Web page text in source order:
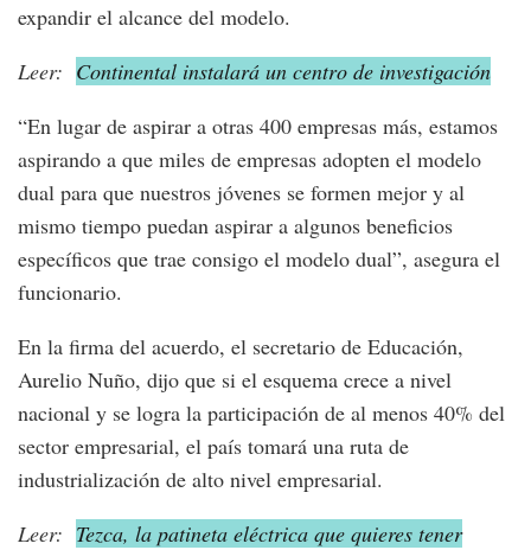
expandir el alcance del modelo.
Leer: Continental instalará un centro de investigación
“En lugar de aspirar a otras 400 empresas más, estamos
aspirando a que miles de empresas adopten el modelo
dual para que nuestros jóvenes se formen mejor y al
mismo tiempo puedan aspirar a algunos beneficios
específicos que trae consigo el modelo dual”, asegura el
funcionario.
En la firma del acuerdo, el secretario de Educación,
Aurelio Nuño, dijo que si el esquema crece a nivel
nacional y se logra la participación de al menos 40% del
sector empresarial, el país tomará una ruta de
industrialización de alto nivel empresarial.
Leer: Tezca, la patineta eléctrica que quieres tener